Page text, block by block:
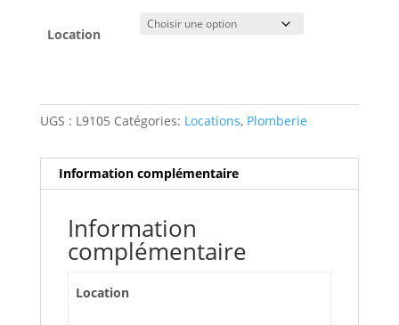
prix :
$36.00
Location
UGS : L9105 Catégories: Locations, Plomberie
Information complémentaire
Information
complémentaire
Location